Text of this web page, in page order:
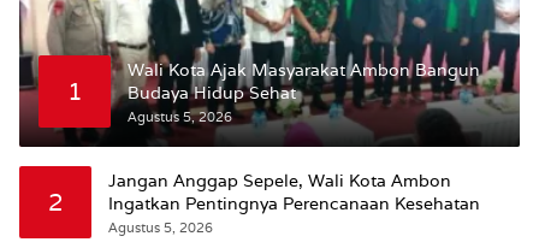
1
Wali Kota Ajak Masyarakat Ambon Bangun
Budaya Hidup Sehat
Agustus 5, 2026
2
Jangan Anggap Sepele, Wali Kota Ambon
Ingatkan Pentingnya Perencanaan Kesehatan
Agustus 5, 2026